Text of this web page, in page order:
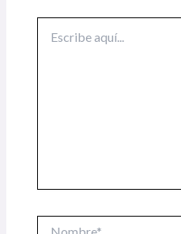
aquí...